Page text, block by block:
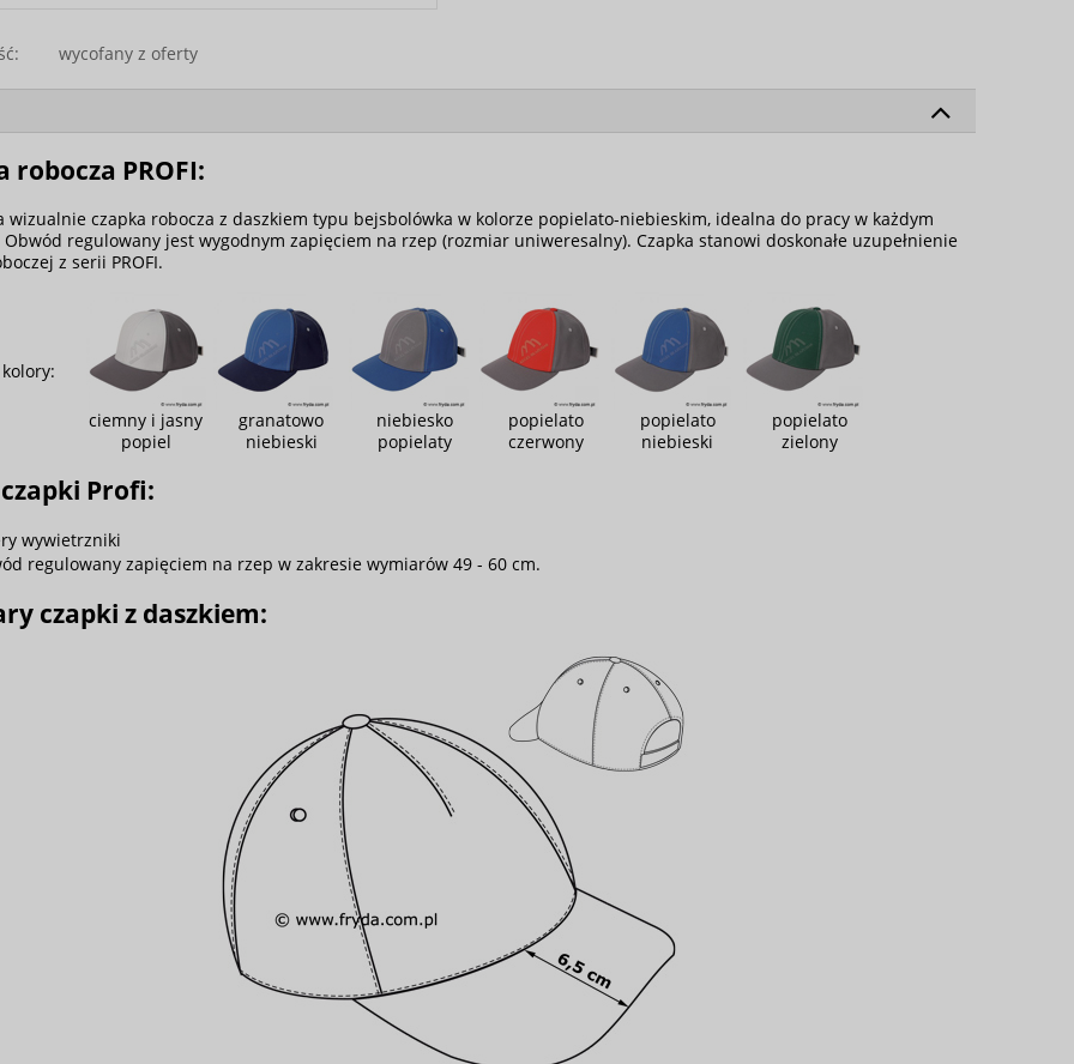
wycofany z oferty
robocza PROFI:
wizualnie czapka robocza z daszkiem typu bejsbolówka w kolorze popielato-niebieskim, idealna do pracy w każdym
regulowany jest wygodnym zapięciem na rzep (rozmiar uniweresalny). Czapka stanowi doskonałe uzupełnienie
z serii PROFI.
ciemny i jasny
popiel
granatowo
niebieski
niebiesko
popielaty
popielato
czerwony
popielato
niebieski
popielato
zielony
Profi:
wywietrzniki
regulowany zapięciem na rzep w zakresie wymiarów 49 - 60 cm.
czapki z daszkiem: